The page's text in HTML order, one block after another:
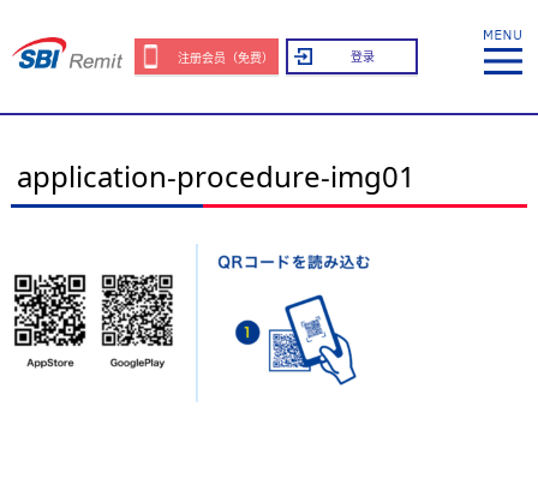
注册会员（免费） 登录
application-procedure-img01